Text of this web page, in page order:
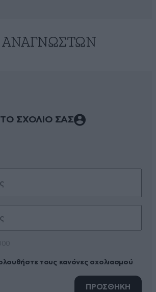
ΑΝΑΓΝΩΣΤΏΝ
ΣΧΟΛΙΟ ΣΑΣ
τους κανόνες σχολιασμού
ΠΡΟΣΘΗΚΗ